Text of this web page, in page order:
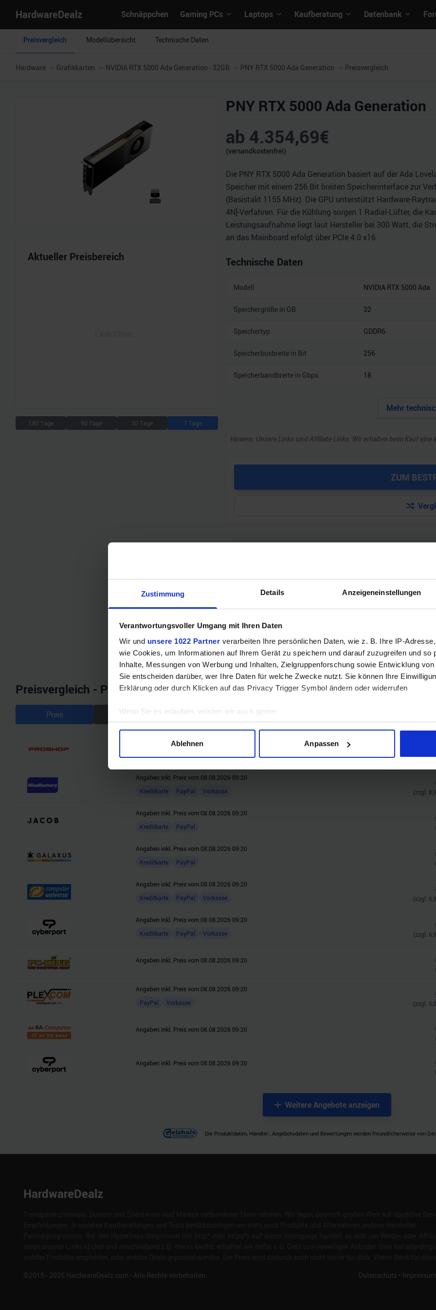
Zustimmung Details Anzeigeneinstellungen
Verantwortungsvoller Umgang mit Ihren Daten
Wir und unsere 1022 Partner verarbeiten Ihre persönlichen Daten, wie z. B. Ihre IP-
wie Cookies, um Informationen auf Ihrem Gerät zu speichern und darauf zuzugreifen und so
Inhalte, Messungen von Werbung und Inhalten, Zielgruppenforschung sowie Entwicklung
Sie entscheiden darüber, wer Ihre Daten für welche Zwecke nutzt. Sie können Ihre
Erklärung oder durch Klicken auf das Privacy Trigger Symbol ändern oder widerrufen
Wenn Sie es erlauben, würden wir auch gerne:
Informationen über Ihre geografische Lage erfassen, welche bis auf einige Meter genau
Erfahren Sie mehr darüber, wie Ihre persönlichen Daten verarbeitet werden, und legen Sie
Wir verwenden Cookies, um Inhalte und Anzeigen zu personalisieren, Funktionen für soziale
und die Zugriffe auf unsere Website zu analysieren. Außerdem geben wir Informationen zu
möglicherweise mit weiteren Daten zusammen, die Sie ihnen bereitgestellt haben oder die
der Dienste gesammelt haben.
Ablehnen Anpassen
HardwareDealz Schnäppchen Gaming PCs Laptops Kaufberatung Datenbank
Preisvergleich Modellübersicht Technische Daten
Hardware Grafikkarten NVIDIA RTX 5000 Ada Generation - 32GB PNY RTX 5000 Ada Generation Preisvergleich
Aktueller Preisbereich
180 Tage 90 Tage 30 Tage 7 Tage
PNY RTX 5000 Ada Generation
ab 4.354,69€
(versandkostenfrei)
Die PNY RTX 5000 Ada Generation basiert auf der Ada
Speicher mit einem 256 Bit breiten Speicherinterface zur
(Basistakt 1155 MHz). Die GPU unterstützt Hardware-
4N]-Verfahren. Für die Kühlung sorgen 1 Radial-Lüfter, die
Leistungsaufnahme liegt laut Hersteller bei 300 Watt, die
an das Mainboard erfolgt über PCIe 4.0 x16.
Technische Daten
Modell NVIDIA RTX 5000 Ada
Speichergröße in GB 32
Speichertyp GDDR6
Speicherbusbreite in Bit 256
Speicherbandbreite in Gbps 18
Mehr
Hinweis: Unsere Links sind Affiliate Links. Wir erhalten beim Kauf
ZUM
Gewinne einen MSI Gaming PC mit RTX 5070
Bis zum 21. August hast du die Chance, bei unserem
Jetzt teilnehmen!
Preisvergleich - Powered by Geizhals
Preis Gesamtpreis
Angaben inkl. Preis vom08.08.2026 09:20
Kreditkarte
PayPal Vorkasse
Angaben inkl. Preis vom 08.08.2026 09:20
Kreditkarte
PayPal Vorkasse (zzgl.
Angaben inkl. Preis vom 08.08.2026 09:20
Kreditkarte
PayPal
Angaben inkl. Preis vom 08.08.2026 09:20
Kreditkarte
PayPal
Angaben inkl. Preis vom 08.08.2026 09:20
Kreditkarte
PayPal Vorkasse (zzgl.
Angaben inkl. Preis vom 08.08.2026 09:20
Kreditkarte
PayPal Vorkasse (zzgl.
Angaben inkl. Preis vom 08.08.2026 09:20
Angaben inkl. Preis vom 08.08.2026 09:20
PayPal
Vorkasse (zzgl.
Angaben inkl. Preis vom 08.08.2026 09:20
Angaben inkl. Preis vom 08.08.2026 09:20
Weitere Angebote anzeigen
Die Produktdaten, Händler-, Angebotsdaten und Bewertungen werden freundlicherweise von
HardwareDealz
©2015 - 2026 HardwareDealz.com - Alle Rechte vorbehalten. Datenschutz • Impressum